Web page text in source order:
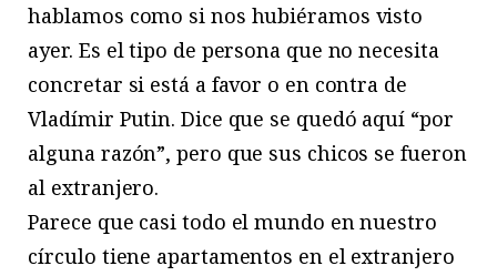
hablamos como si nos hubiéramos visto
ayer. Es el tipo de persona que no necesita
concretar si está a favor o en contra de
Vladímir Putin. Dice que se quedó aquí “por
alguna razón”, pero que sus chicos se fueron
al extranjero.
Parece que casi todo el mundo en nuestro
círculo tiene apartamentos en el extranjero